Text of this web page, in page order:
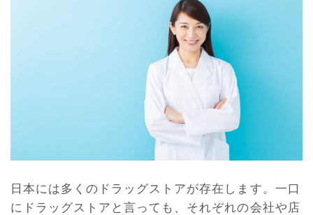
日本には多くのドラッグストアが存在します。一口
にドラッグストアと言っても、それぞれの会社や店